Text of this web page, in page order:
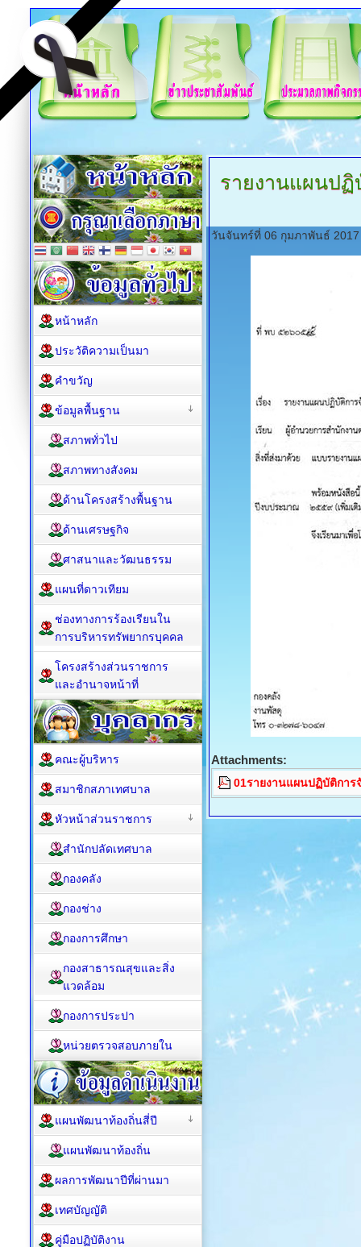
รายงานแผนป
วันจันทร์ที่ 06 กุมภาพันธ์
Attachments:
01รายงานแผนปฏิบัติการ
หน้าหลัก
ประวัติความเป็นมา
คำขวัญ
ข้อมูลพื้นฐาน
สภาพทั่วไป
สภาพทางสังคม
ด้านโครงสร้างพื้นฐาน
ด้านเศรษฐกิจ
ศาสนาและวัฒนธรรม
แผนที่ดาวเทียม
ช่องทางการร้องเรียนใน
การบริหารทรัพยากรบุคคล
โครงสร้างส่วนราชการ
และอำนาจหน้าที่
คณะผู้บริหาร
สมาชิกสภาเทศบาล
หัวหน้าส่วนราชการ
สำนักปลัดเทศบาล
กองคลัง
กองช่าง
กองการศึกษา
กองสาธารณสุขและสิ่ง
แวดล้อม
กองการประปา
หน่วยตรวจสอบภายใน
แผนพัฒนาท้องถิ่นสี่ปี
แผนพัฒนาท้องถิ่น
ผลการพัฒนาปีที่ผ่านมา
เทศบัญญัติ
คู่มือปฏิบัติงาน